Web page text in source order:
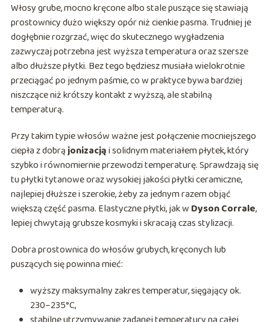
Włosy grube, mocno kręcone albo stale puszące się stawiają
prostownicy dużo większy opór niż cienkie pasma. Trudniej je
dogłębnie rozgrzać, więc do skutecznego wygładzenia
zazwyczaj potrzebna jest wyższa temperatura oraz szersze
albo dłuższe płytki. Bez tego będziesz musiała wielokrotnie
przeciągać po jednym paśmie, co w praktyce bywa bardziej
niszczące niż krótszy kontakt z wyższą, ale stabilną
temperaturą.
Przy takim typie włosów ważne jest połączenie mocniejszego
ciepła z dobrąjonizacjąi solidnym materiałem płytek, który
szybko i równomiernie przewodzi temperaturę. Sprawdzają się
tu płytki tytanowe oraz wysokiej jakości płytki ceramiczne,
najlepiej dłuższe i szerokie, żeby za jednym razem objąć
większą część pasma. Elastyczne płytki, jak w Dyson Corrale,
lepiej chwytają grubsze kosmyki i skracają czas stylizacji.
Dobra prostownica do włosów grubych, kręconych lub
puszących się powinna mieć:
wyższy maksymalny zakres temperatur, sięgający ok.
230–235°C,